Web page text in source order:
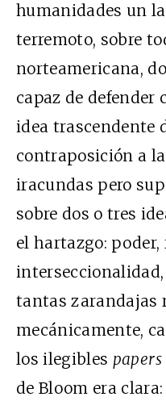
humanidades un
terremoto, sobre
norteamericana,
capaz de defender
idea trascendente
contraposición a
iracundas pero
sobre dos o tres
el hartazgo: poder,
tantas zarandajas
mecánicamente,
los ilegibles papers
de Bloom era